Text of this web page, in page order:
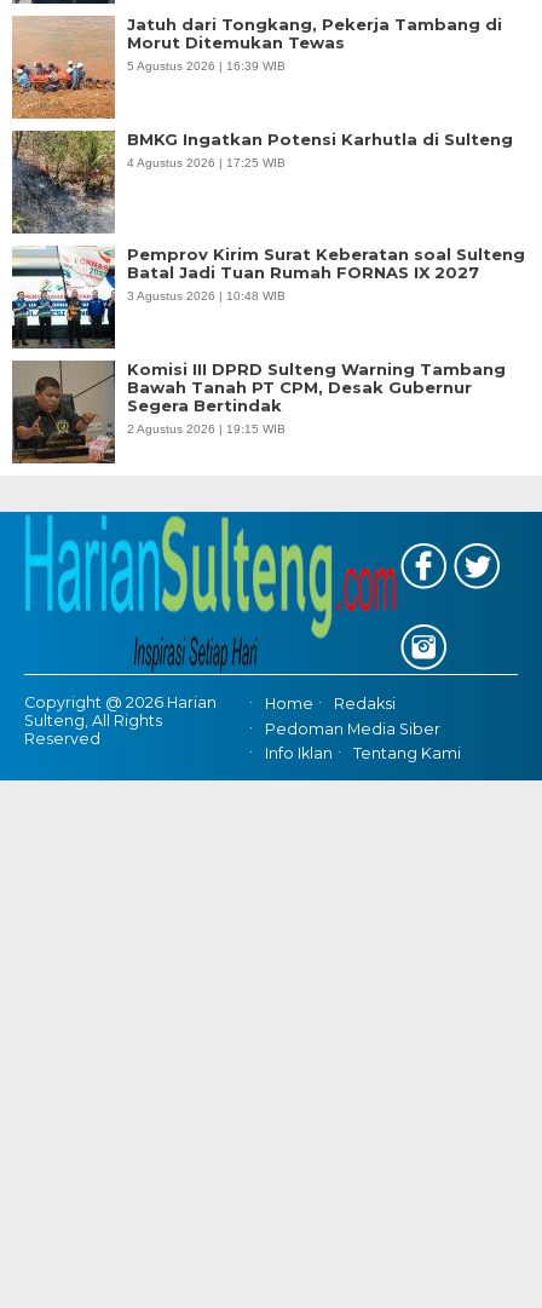
Jatuh dari Tongkang, Pekerja Tambang di
Morut Ditemukan Tewas
5 Agustus 2026 | 16:39 WIB
BMKG Ingatkan Potensi Karhutla di Sulteng
4 Agustus 2026 | 17:25 WIB
Pemprov Kirim Surat Keberatan soal Sulteng
Batal Jadi Tuan Rumah FORNAS IX 2027
3 Agustus 2026 | 10:48 WIB
Komisi III DPRD Sulteng Warning Tambang
Bawah Tanah PT CPM, Desak Gubernur
Segera Bertindak
2 Agustus 2026 | 19:15 WIB
Copyright @ 2026 Harian
Sulteng, All Rights
Reserved
Home
Redaksi
Pedoman Media Siber
Info Iklan
Tentang Kami